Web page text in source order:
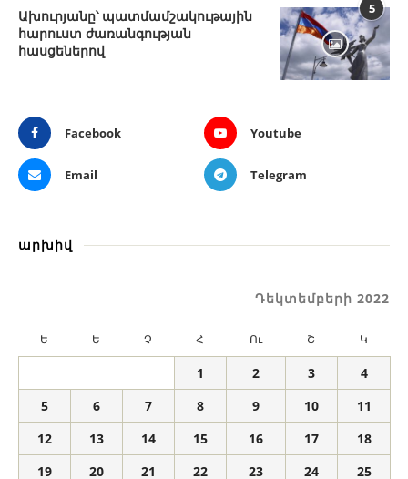
5
Ախուրյանը՝ պատմամշակութային
հարուստ ժառանգության
հասցեներով
Facebook Youtube
Email Telegram
արխիվ
Դեկտեմբերի 2022
Ե Ե Չ Հ Ու Շ Կ
1 2 3
4
5
6 7 8 9 10
11
12
13 14 15 16 17
18
19
20 21 22 23 24 25